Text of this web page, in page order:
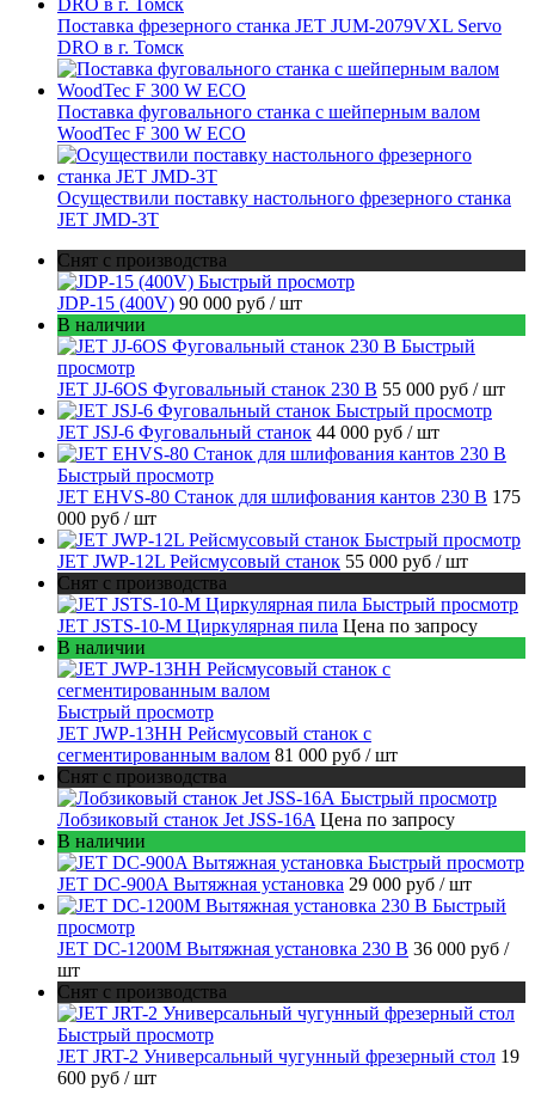
Поставка фрезерного станка JET JUM-2079VXL Servo
DRO в г. Томск
Поставка фуговального станка с шейперным валом
WoodTec F 300 W ECO
Осуществили поставку настольного фрезерного станка
JET JMD-3T
Снят с производства
Быстрый просмотр
JDP-15 (400V) 90 000 руб / шт
В наличии
Быстрый
просмотр
JET JJ-6OS Фуговальный станок 230 В 55 000 руб / шт
Быстрый просмотр
JET JSJ-6 Фуговальный станок 44 000 руб / шт
Быстрый просмотр
JET EHVS-80 Станок для шлифования кантов 230 В 175
000 руб / шт
Быстрый просмотр
JET JWP-12L Рейсмусовый станок 55 000 руб / шт
Снят с производства
Быстрый просмотр
JET JSTS-10-M Циркулярная пила Цена по запросу
В наличии
Быстрый просмотр
JET JWP-13HH Рейсмусовый станок с
сегментированным валом 81 000 руб / шт
Снят с производства
Быстрый просмотр
Лобзиковый станок Jet JSS-16A Цена по запросу
В наличии
Быстрый просмотр
JET DC-900A Вытяжная установка 29 000 руб / шт
Быстрый
просмотр
JET DC-1200M Вытяжная установка 230 В 36 000 руб /
шт
Снят с производства
Быстрый просмотр
JET JRT-2 Универсальный чугунный фрезерный стол 19
600 руб / шт